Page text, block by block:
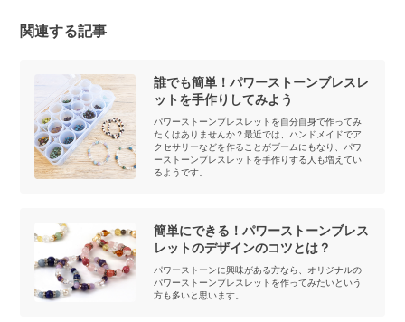
関連する記事
誰でも簡単！パワーストーンブレスレ
ットを手作りしてみよう
パワーストーンブレスレットを自分自身で作ってみ
たくはありませんか？最近では、ハンドメイドでア
クセサリーなどを作ることがブームにもなり、パワ
ーストーンブレスレットを手作りする人も増えてい
るようです。
簡単にできる！パワーストーンブレス
レットのデザインのコツとは？
パワーストーンに興味がある方なら、オリジナルの
パワーストーンブレスレットを作ってみたいという
方も多いと思います。